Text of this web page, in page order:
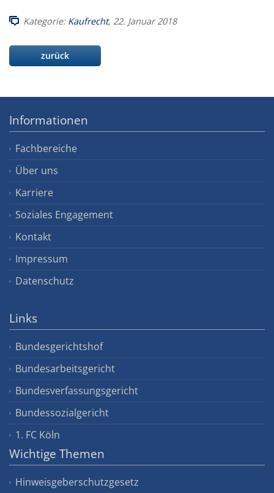
Kategorie: Kaufrecht, 22. Januar 2018
zurück
Informationen
Fachbereiche
Über uns
Karriere
Soziales Engagement
Kontakt
Impressum
Datenschutz
Links
Bundesgerichtshof
Bundesarbeitsgericht
Bundesverfassungsgericht
Bundessozialgericht
1. FC Köln
Wichtige Themen
Hinweisgeberschutzgesetz